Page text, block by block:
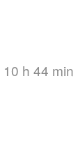
h 44 min